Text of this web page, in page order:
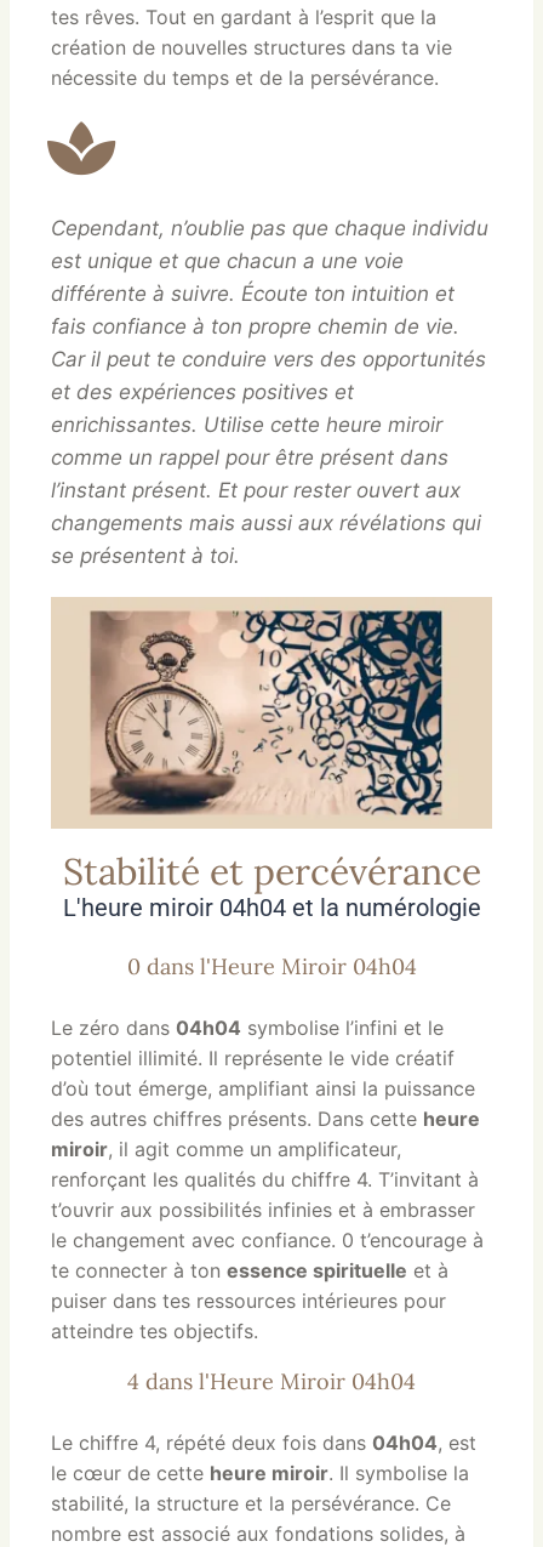
tes rêves. Tout en gardant à l’esprit que la
création de nouvelles structures dans ta vie
nécessite du temps et de la persévérance.
Cependant, n’oublie pas que chaque individu
est unique et que chacun a une voie
différente à suivre. Écoute ton intuition et
fais confiance à ton propre chemin de vie.
Car il peut te conduire vers des opportunités
et des expériences positives et
enrichissantes. Utilise cette heure miroir
comme un rappel pour être présent dans
l’instant présent. Et pour rester ouvert aux
changements mais aussi aux révélations qui
se présentent à toi.
Stabilité et percévérance
L'heure miroir 04h04 et la numérologie
0 dans l'Heure Miroir 04h04
Le zéro dans 04h04 symbolise l’infini et le
potentiel illimité. Il représente le vide créatif
d’où tout émerge, amplifiant ainsi la puissance
des autres chiffres présents. Dans cette heure
miroir, il agit comme un amplificateur,
renforçant les qualités du chiffre 4. T’invitant à
t’ouvrir aux possibilités infinies et à embrasser
le changement avec confiance. 0 t’encourage à
te connecter à ton essence spirituelle et à
puiser dans tes ressources intérieures pour
atteindre tes objectifs.
4 dans l'Heure Miroir 04h04
Le chiffre 4, répété deux fois dans 04h04, est
le cœur de cette heure miroir. Il symbolise la
stabilité, la structure et la persévérance. Ce
nombre est associé aux fondations solides, à